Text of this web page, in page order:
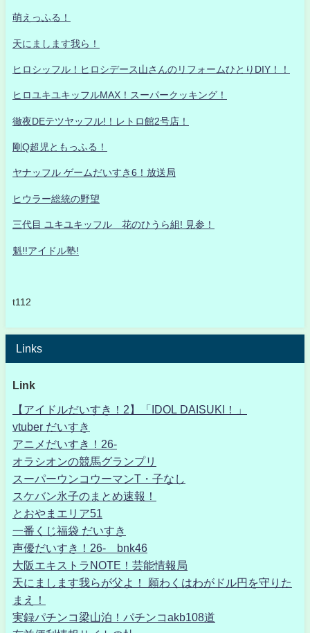
萌えっふる！
天にまします我ら！
ヒロシッフル！ヒロシデース山さんのリフォームひとりDIY！！
ヒロユキユキッフルMAX！スーパークッキング！
徹夜DEテツヤッフル!！レトロ館2号店！
剛Q超児ともっふる！
ヤナッフル ゲームだいすき6！放送局
ヒウラー総統の野望
三代目 ユキユキッフル 花のひうら組! 見参！
魁!!アイドル塾!
t112
Links
Link
【アイドルだいすき！2】「IDOL DAISUKI！」
vtuber だいすき
アニメだいすき！26-
オラシオンの競馬グランプリ
スーパーウンコウーマンT・子なし
スケバン氷子のまとめ速報！
とおやまエリア51
一番くじ福袋 だいすき
声優だいすき！26- bnk46
大阪エキストラNOTE！芸能情報局
天にまします我らが父よ！ 願わくはわがドル円を守りた
まえ！
実録パチンコ梁山泊！パチンコakb108道